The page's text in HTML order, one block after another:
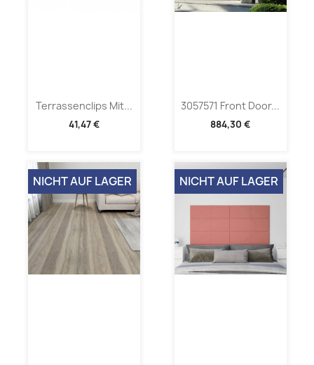
Terrassenclips Mit...
41,47 €
3057571 Front Door...
884,30 €
NICHT AUF LAGER NICHT AUF LAGER